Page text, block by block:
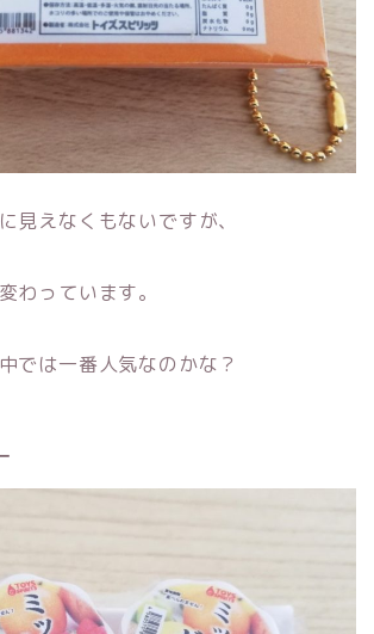
見えなくもないですが、
わっています。
では一番人気なのかな？